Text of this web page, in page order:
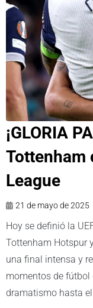
¡GLORIA
Tottenham
League
21 de mayo de 2025
Hoy se definió la
Tottenham Hotspur
una final intensa y
momentos de fútbol
dramatismo hasta